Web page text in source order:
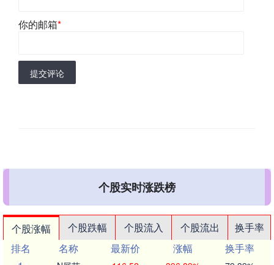
你的邮箱*
提交评论
个股实时涨跌榜
个股涨幅 个股跌幅 个股流入 个股流出
换手率
排名
名称 最新价 涨幅
换手率